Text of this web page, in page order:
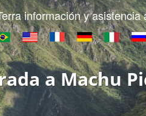
información y asistencia
a Machu